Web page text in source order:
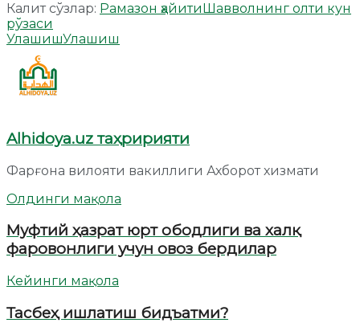
Калит сўзлар: Рамазон ҳайити Шавволнинг олти кун
рўзаси
УлашишУлашиш
Alhidoya.uz таҳририяти
Фарғона вилояти вакиллиги Ахборот хизмати
Олдинги мақола
Муфтий ҳазрат юрт ободлиги ва халқ
фаровонлиги учун овоз бердилар
Кейинги мақола
Тасбеҳ ишлатиш бидъатми?